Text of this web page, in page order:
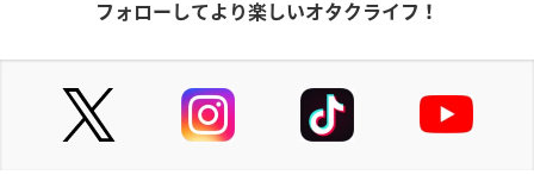
フォローしてより楽しいオタクライフ！